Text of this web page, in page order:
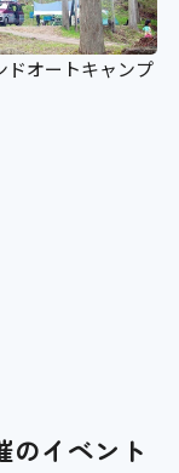
ドオートキャンプ
のイベント